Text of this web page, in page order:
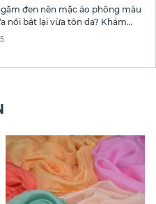
đen nên mặc áo phông màu
nổi bật lại vừa tôn da? Khám
màu lý tưởng cũng như những